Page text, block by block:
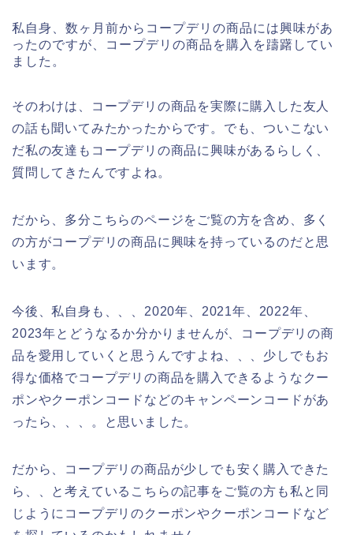
私自身、数ヶ月前からコープデリの商品には興味があ
ったのですが、コープデリの商品を購入を躊躇してい
ました。
そのわけは、コープデリの商品を実際に購入した友人
の話も聞いてみたかったからです。でも、ついこない
だ私の友達もコープデリの商品に興味があるらしく、
質問してきたんですよね。
だから、多分こちらのページをご覧の方を含め、多く
の方がコープデリの商品に興味を持っているのだと思
います。
今後、私自身も、、、2020年、2021年、2022年、
2023年とどうなるか分かりませんが、コープデリの商
品を愛用していくと思うんですよね、、、少しでもお
得な価格でコープデリの商品を購入できるようなクー
ポンやクーポンコードなどのキャンペーンコードがあ
ったら、、、。と思いました。
だから、コープデリの商品が少しでも安く購入できた
ら、、と考えているこちらの記事をご覧の方も私と同
じようにコープデリのクーポンやクーポンコードなど